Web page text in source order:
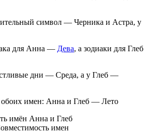
символ — Черника и Астра, у
для Анна — Дева, а зодиаки для Глеб
дни — Среда, а у Глеб —
обоих имен: Анна и Глеб — Лето
имен